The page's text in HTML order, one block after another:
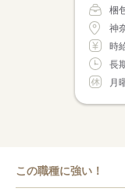
梱
神
時
長
月
この職種に強い！